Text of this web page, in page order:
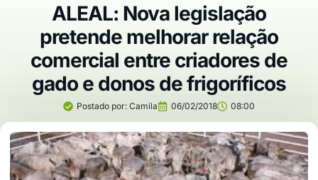
ALEAL: Nova legislação
pretende melhorar relação
comercial entre criadores de
gado e donos de frigoríficos
Postado por: Camila 06/02/2018 08:00